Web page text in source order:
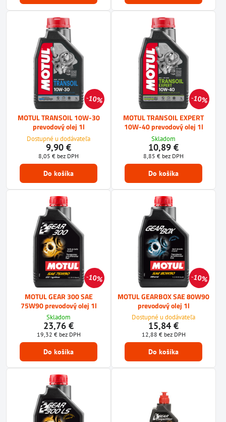
10%
MOTUL TRANSOIL 10W-30
prevodový olej 1l
Dostupné u dodávateľa
9,90 €
8,05 € bez DPH
Do košíka
10%
MOTUL TRANSOIL EXPERT
10W-40 prevodový olej 1l
Skladom
10,89 €
8,85 € bez DPH
Do košíka
10%
MOTUL GEAR 300 SAE
75W90 prevodový olej 1l
Skladom
23,76 €
19,32 € bez DPH
Do košíka
10%
MOTUL GEARBOX SAE 80W90
prevodový olej 1l
Dostupné u dodávateľa
15,84 €
12,88 € bez DPH
Do košíka